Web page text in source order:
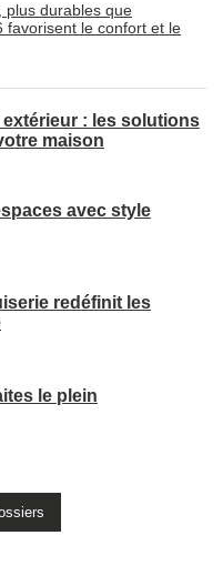
plus durables que
favorisent le confort et le
: les solutions
maison
avec style
redéfinit les
le plein